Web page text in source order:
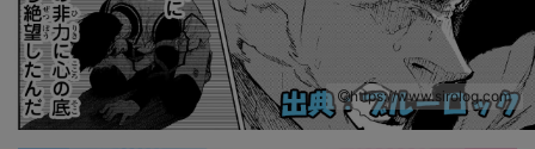
https://www.sirolog.com